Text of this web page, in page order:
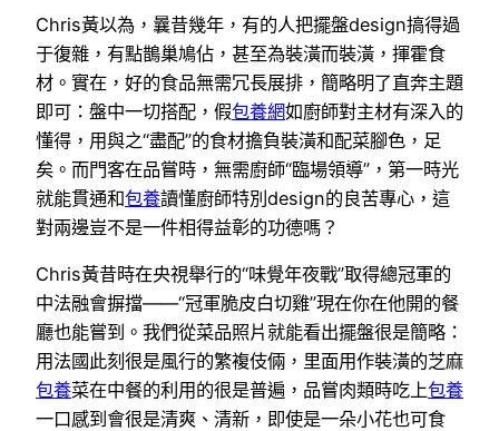
Chris黃以為，曩昔幾年，有的人把擺盤design搞得過
于復雜，有點鵲巢鳩佔，甚至為裝潢而裝潢，揮霍食
材。實在，好的食品無需冗長展排，簡略明了直奔主題
即可：盤中一切搭配，假包養網如廚師對主材有深入的
懂得，用與之“盡配”的食材擔負裝潢和配菜腳色，足
矣。而門客在品嘗時，無需廚師“臨場領導”，第一時光
就能貫通和包養讀懂廚師特別design的良苦專心，這
對兩邊豈不是一件相得益彰的功德嗎？
Chris黃昔時在央視舉行的“味覺年夜戰”取得總冠軍的
中法融會摒擋——“冠軍脆皮白切雞”現在你在他開的餐
廳也能嘗到。我們從菜品照片就能看出擺盤很是簡略：
用法國此刻很是風行的繁複伎倆，里面用作裝潢的芝麻
包養菜在中餐的利用的很是普遍，品嘗肉類時吃上包養
一口感到會很是清爽、清新，即使是一朵小花也可食